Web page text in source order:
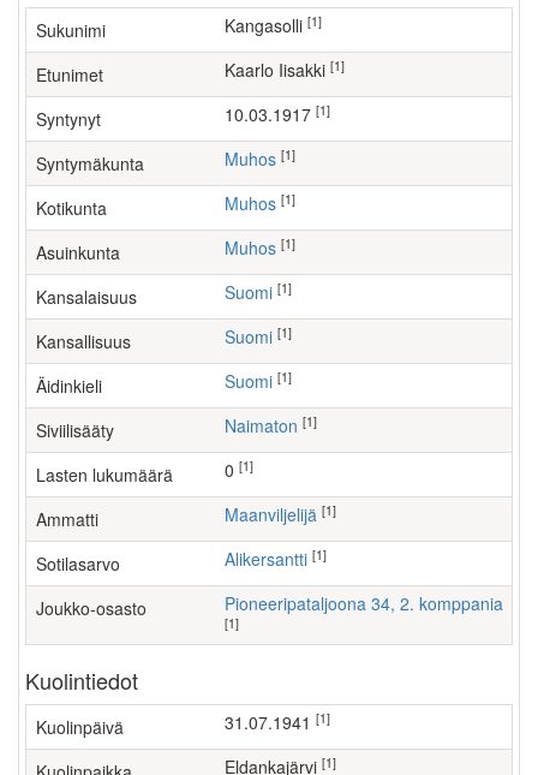
Sukunimi Kangasolli [1]
Etunimet Kaarlo Iisakki [1]
Syntynyt 10.03.1917 [1]
Syntymäkunta Muhos [1]
Kotikunta Muhos [1]
Asuinkunta Muhos [1]
Kansalaisuus Suomi [1]
Kansallisuus Suomi [1]
Äidinkieli Suomi [1]
Siviilisääty Naimaton [1]
Lasten lukumäärä [1]
Ammatti maanviljelijä [1]
Sotilasarvo Alikersantti [1]
Joukko-osasto Pioneeripataljoona 34, 2. komppania
[1]
Kuolintiedot
Kuolinpäivä 31.07.1941 [1]
Eldankajärvi [1]